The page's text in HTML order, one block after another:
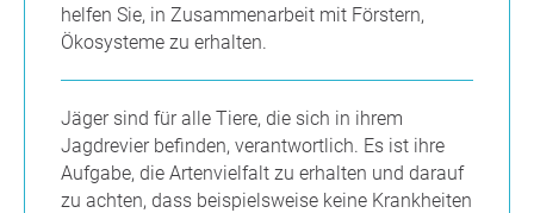
helfen Sie, in Zusammenarbeit mit Förstern,
Ökosysteme zu erhalten.
Jäger sind für alle Tiere, die sich in ihrem
Jagdrevier befinden, verantwortlich. Es ist ihre
Aufgabe, die Artenvielfalt zu erhalten und darauf
zu achten, dass beispielsweise keine Krankheiten